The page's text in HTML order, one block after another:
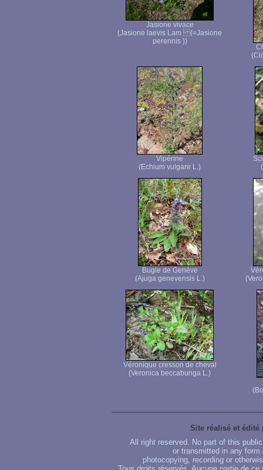
Jasione vivace
(Jasione laevis Lam (=Jasione
perennis ))
Vipérine
(Echium vulgare L.)
Bugle de Genève
(Ajuga genevensis L.)
Véronique cresson de cheval
(Veronica beccabunga L.)
Site réalisé et édité
All right reserved. No part of this
or transmitted in any
photocopying, recording or